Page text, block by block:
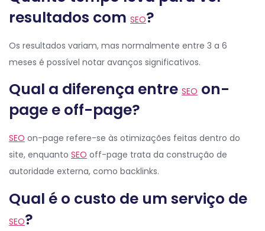
resultados com SEO?
Os resultados variam, mas normalmente entre 3 a 6
meses é possível notar avanços significativos.
Qual a diferença entre SEO on-
page e off-page?
SEO on-page refere-se às otimizações feitas dentro do
site, enquanto SEO off-page trata da construção de
autoridade externa, como backlinks.
Qual é o custo de um serviço de
SEO?